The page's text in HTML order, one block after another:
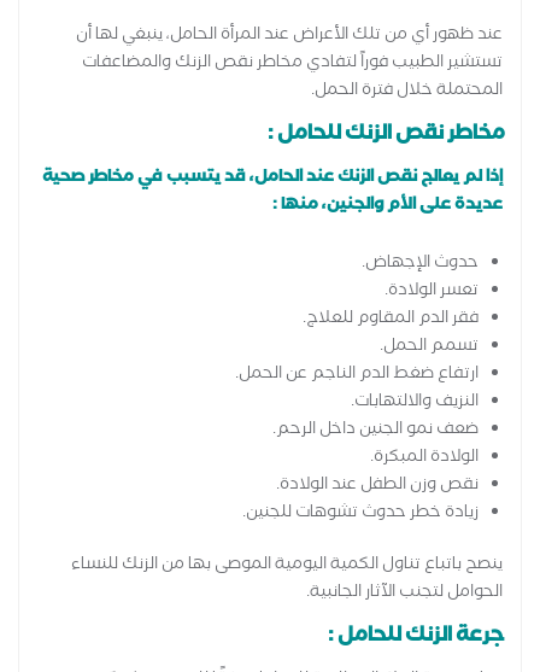
عند ظهور أي من تلك الأعراض عند المرأة الحامل، ينبغي لها أن
تستشير الطبيب فوراً لتفادي مخاطر نقص الزنك والمضاعفات
المحتملة خلال فترة الحمل.
مخاطر نقص الزنك للحامل :
إذا لم يعالج نقص الزنك عند الحامل، قد يتسبب في مخاطر صحية
عديدة على الأم والجنين، منها :
حدوث الإجهاض.
تعسر الولادة.
فقر الدم المقاوم للعلاج.
تسمم الحمل.
ارتفاع ضغط الدم الناجم عن الحمل.
النزيف والالتهابات.
ضعف نمو الجنين داخل الرحم.
الولادة المبكرة.
نقص وزن الطفل عند الولادة.
زيادة خطر حدوث تشوهات للجنين.
ينصح باتباع تناول الكمية اليومية الموصى بها من الزنك للنساء
الحوامل لتجنب الآثار الجانبية.
جرعة الزنك للحامل :